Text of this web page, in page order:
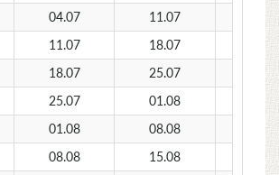
04.07 11.07
11.07 18.07
18.07 25.07
25.07 01.08
01.08 08.08
08.08 15.08